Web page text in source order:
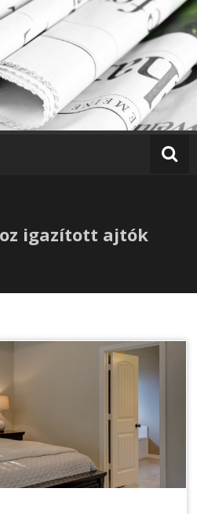
igazított ajtók